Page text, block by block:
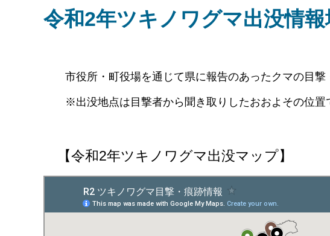
令和2年ツキノワグマ出没情報
市役所・町役場を通じて県に報告のあったクマの目撃
※出没地点は目撃者から聞き取りしたおおよその位置
【令和2年ツキノワグマ出没マップ】